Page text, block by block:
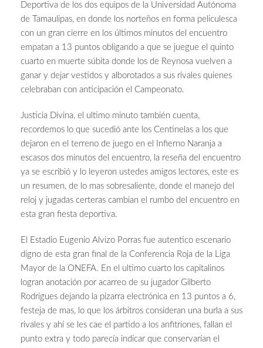
Deportiva de los dos equipos de la Universidad Autónoma
de Tamaulipas, en donde los norteños en forma peliculesca
con un gran cierre en los últimos minutos del encuentro
empatan a 13 puntos obligando a que se juegue el quinto
cuarto en muerte súbita donde los de Reynosa vuelven a
ganar y dejar vestidos y alborotados a sus rivales quienes
celebraban con anticipación el Campeonato.
Justicia Divina, el ultimo minuto también cuenta,
recordemos lo que sucedió ante los Centinelas a los que
dejaron en el terreno de juego en el Infierno Naranja a
escasos dos minutos del encuentro, la reseña del encuentro
ya se escribió y lo leyeron ustedes amigos lectores, este es
un resumen, de lo mas sobresaliente, donde el manejo del
reloj y jugadas certeras cambian el rumbo del encuentro en
esta gran fiesta deportiva.
El Estadio Eugenio Alvizo Porras fue autentico escenario
digno de esta gran final de la Conferencia Roja de la Liga
Mayor de la ONEFA. En el ultimo cuarto los capitalinos
logran anotación por acarreo de su jugador Gilberto
Rodrigues dejando la pizarra electrónica en 13 puntos a 6,
festeja de mas, lo que los árbitros consideran una burla a sus
rivales y ahí se les cae el partido a los anfitriones, fallan el
punto extra y todo parecía indicar que conservarían el